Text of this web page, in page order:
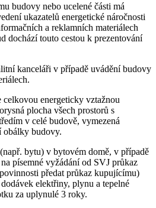
budovy nebo ucelené části má
ukazatelů energetické náročnosti
a reklamních materiálech
dochází touto cestou k prezentování
kanceláři v případě uvádění budovy
energeticky vztažnou
plocha všech prostorů s
v celé budově, vymezená
obálky budovy.
bytu) v bytovém domě, v případě
písemné vyžádání od SVJ průkaz
předat průkaz kupujícímu)
elektřiny, plynu a tepelné
za uplynulé 3 roky.